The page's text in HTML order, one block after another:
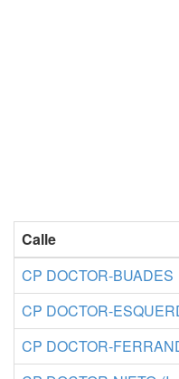
Calle
CP DOCTOR-BUADES
CP DOCTOR-
CP DOCTOR-